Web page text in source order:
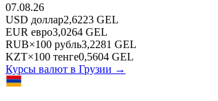
07.08.26
USD доллар2,6223 GEL
EUR евро3,0264 GEL
RUB×100 рубль3,2281 GEL
KZT×100 тенге0,5604 GEL
Курсы валют в Грузии →